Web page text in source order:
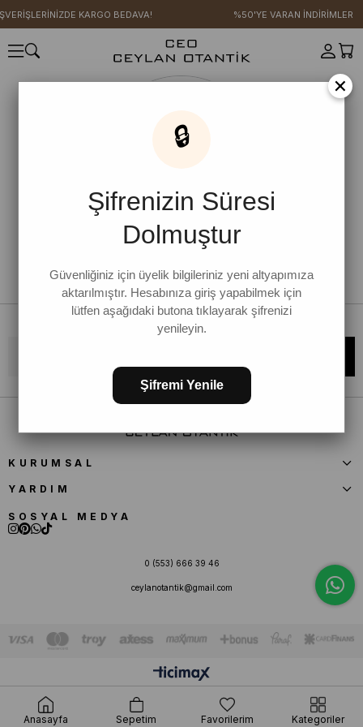
KARGO BEDAVA! %50'YE VARAN İNDİRİMLER
Bültene kaydolun, kampanya ve yenilikleri kaçırmayın!
KURUMSAL
YARDIM
SOSYAL MEDYA
0 (553) 666 39 46
ceylanotantik@gmail.com
×
🔒
Şifrenizin Süresi
Dolmuştur
Güvenliğiniz için üyelik bilgileriniz yeni altyapımıza
aktarılmıştır. Hesabınıza giriş yapabilmek için
lütfen aşağıdaki butona tıklayarak şifrenizi
yenileyin.
Şifremi Yenile
Anasayfa Sepetim Favorilerim Kategoriler